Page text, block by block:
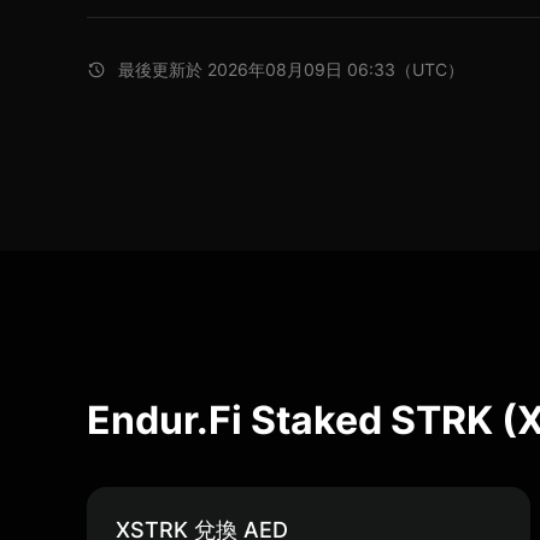
最後更新於 2026年08月09日 06:33（UTC）
Endur.Fi Staked STRK
XSTRK 兌換 AED